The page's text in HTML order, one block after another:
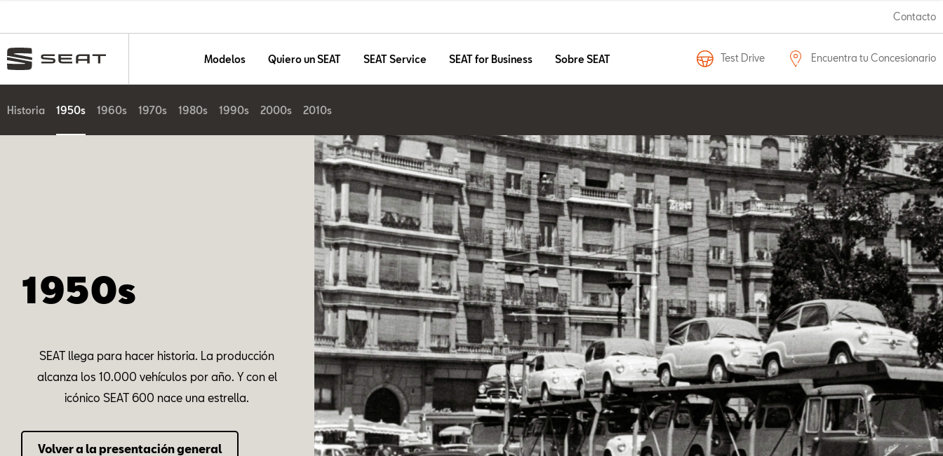
Contacto
Modelos Quiero un SEAT SEAT Service SEAT for Business Sobre SEAT Test Drive Encuentra tu Concesionario
Historia 1950s 1960s 1970s 1980s 1990s 2000s 2010s
1950s
SEAT llega para hacer historia. La producción
alcanza los 10.000 vehículos por año. Y con el
icónico SEAT 600 nace una estrella.
Volver a la presentación general